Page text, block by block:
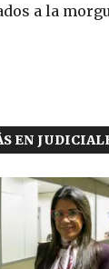
a la
EN